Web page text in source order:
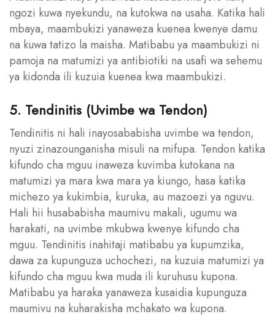
ngozi kuwa nyekundu, na kutokwa na usaha. Katika hali
mbaya, maambukizi yanaweza kuenea kwenye damu
na kuwa tatizo la maisha. Matibabu ya maambukizi ni
pamoja na matumizi ya antibiotiki na usafi wa sehemu
ya kidonda ili kuzuia kuenea kwa maambukizi.
5. Tendinitis (Uvimbe wa Tendon)
Tendinitis ni hali inayosababisha uvimbe wa tendon,
nyuzi zinazounganisha misuli na mifupa. Tendon katika
kifundo cha mguu inaweza kuvimba kutokana na
matumizi ya mara kwa mara ya kiungo, hasa katika
michezo ya kukimbia, kuruka, au mazoezi ya nguvu.
Hali hii husababisha maumivu makali, ugumu wa
harakati, na uvimbe mkubwa kwenye kifundo cha
mguu. Tendinitis inahitaji matibabu ya kupumzika,
dawa za kupunguza uchochezi, na kuzuia matumizi ya
kifundo cha mguu kwa muda ili kuruhusu kupona.
Matibabu ya haraka yanaweza kusaidia kupunguza
maumivu na kuharakisha mchakato wa kupona.